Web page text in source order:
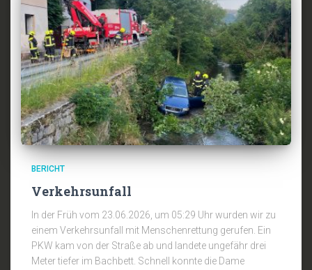
BERICHT
Verkehrsunfall
In der Früh vom 23.06.2026, um 05:29 Uhr wurden wir zu
einem Verkehrsunfall mit Menschenrettung gerufen. Ein
PKW kam von der Straße ab und landete ungefähr drei
Meter tiefer im Bachbett. Schnell konnte die Dame